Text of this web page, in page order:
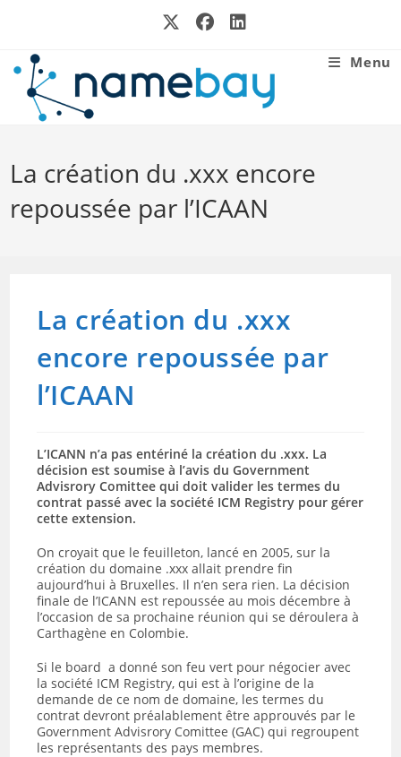
Menu
La création du .xxx encore
repoussée par l’ICAAN
La création du .xxx
encore repoussée par
l’ICAAN
L’ICANN n’a pas entériné la création du .xxx. La
décision est soumise à l’avis du Government
Advisrory Comittee qui doit valider les termes du
contrat passé avec la société ICM Registry pour gérer
cette extension.
On croyait que le feuilleton, lancé en 2005, sur la
création du domaine .xxx allait prendre fin
aujourd’hui à Bruxelles. Il n’en sera rien. La décision
finale de l’ICANN est repoussée au mois décembre à
l’occasion de sa prochaine réunion qui se déroulera à
Carthagène en Colombie.
Si le board a donné son feu vert pour négocier avec
la société ICM Registry, qui est à l’origine de la
demande de ce nom de domaine, les termes du
contrat devront préalablement être approuvés par le
Government Advisrory Comittee (GAC) qui regroupent
les représentants des pays membres.